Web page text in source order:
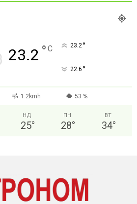
23.2 ° C 23.2°
22.6 °
1.2kmh 53 %
НД
25°
ПН
28°
ВТ
34°